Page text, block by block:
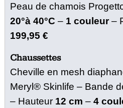
Peau de chamois
20°à 40°C – 1 couleur–
199,95 €
Chaussettes
Cheville en mesh
Meryl® Skinlife – Bande
– Hauteur 12 cm – 4